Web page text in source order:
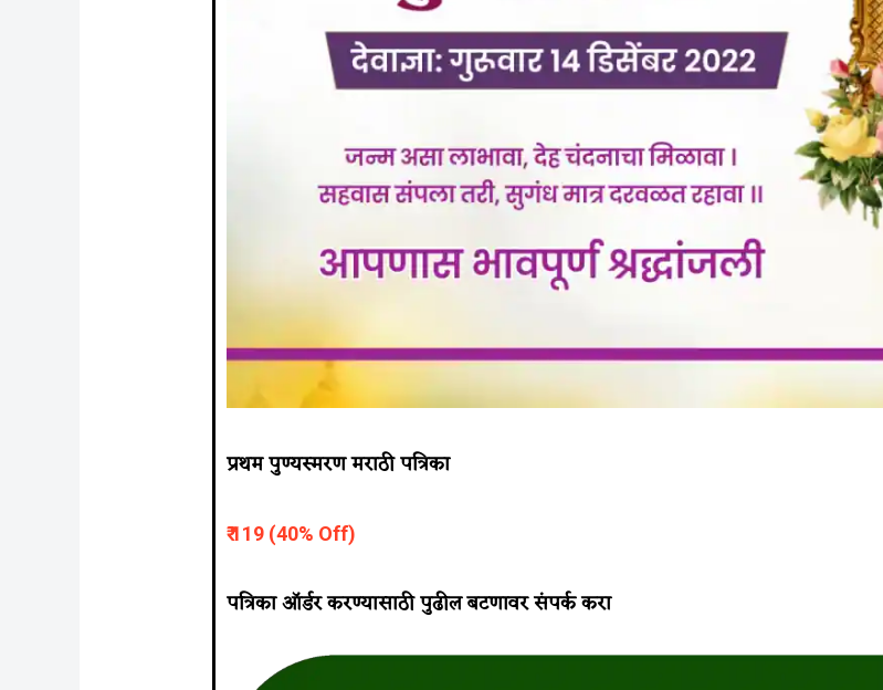
प्रथम पुण्यस्मरण मराठी पत्रिका
₹ 119 (40% Off)
पत्रिका ऑर्डर करण्यासाठी पुढील बटणावर संपर्क करा